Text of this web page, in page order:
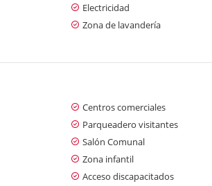
Electricidad
Zona de lavandería
Centros comerciales
Parqueadero visitantes
Salón Comunal
Zona infantil
Acceso discapacitados